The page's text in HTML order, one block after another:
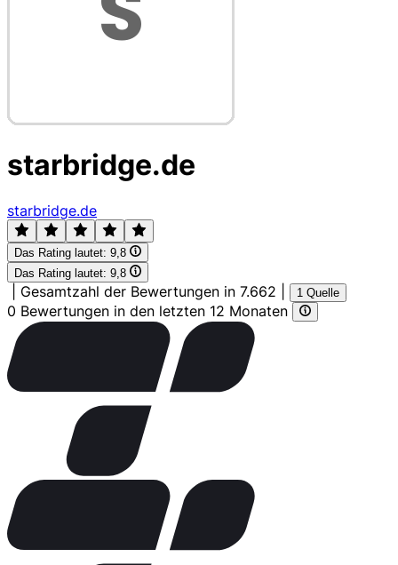
starbridge.de
starbridge.de
Das Rating lautet: 9,8
Das Rating lautet: 9,8
Gesamtzahl der Bewertungen in 7.662 1 Quelle
0 Bewertungen in den letzten 12 Monaten